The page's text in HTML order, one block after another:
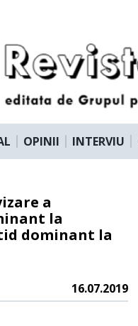
OPINII INTERVIU
a
la
dominant la
16.07.2019